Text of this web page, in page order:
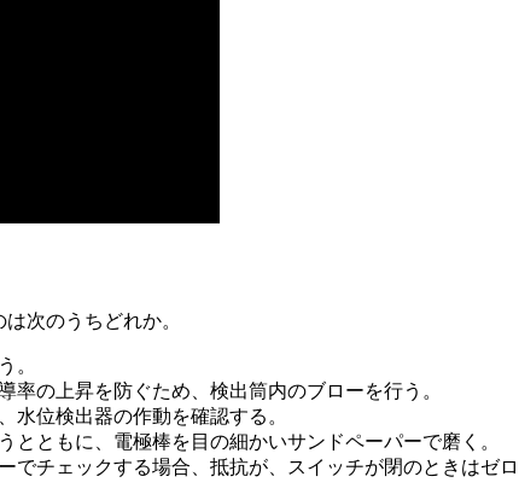
次のうちどれか。
。
率の上昇を防ぐため、検出筒内のブローを行う。
水位検出器の作動を確認する。
とともに、電極棒を目の細かいサンドペーパーで磨く。
でチェックする場合、抵抗が、スイッチが閉のときはゼ